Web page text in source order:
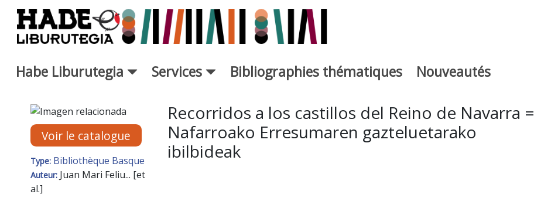
Saut au contenu principal
Habe Liburutegia Services Bibliographies thématiques Nouveautés
Fiche de Nouveaux Livres - Liburutegia
Voir le catalogue
Type: Bibliothèque Basque
Auteur: Juan Mari Feliu... [et
al.]
Recorridos a los castillos del Reino de Navarra =
Nafarroako Erresumaren gazteluetarako
ibilbideak